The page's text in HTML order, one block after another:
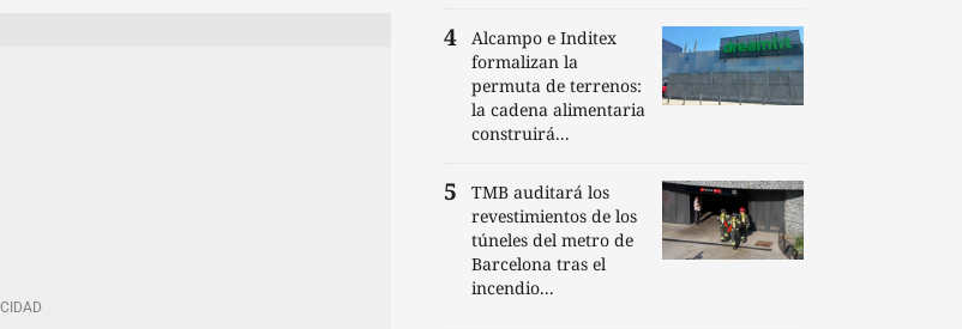
Alcampo e Inditex
formalizan la
permuta de terrenos:
la cadena alimentaria
construirá...
TMB auditará los
revestimientos de los
túneles del metro de
Barcelona tras el
incendio...